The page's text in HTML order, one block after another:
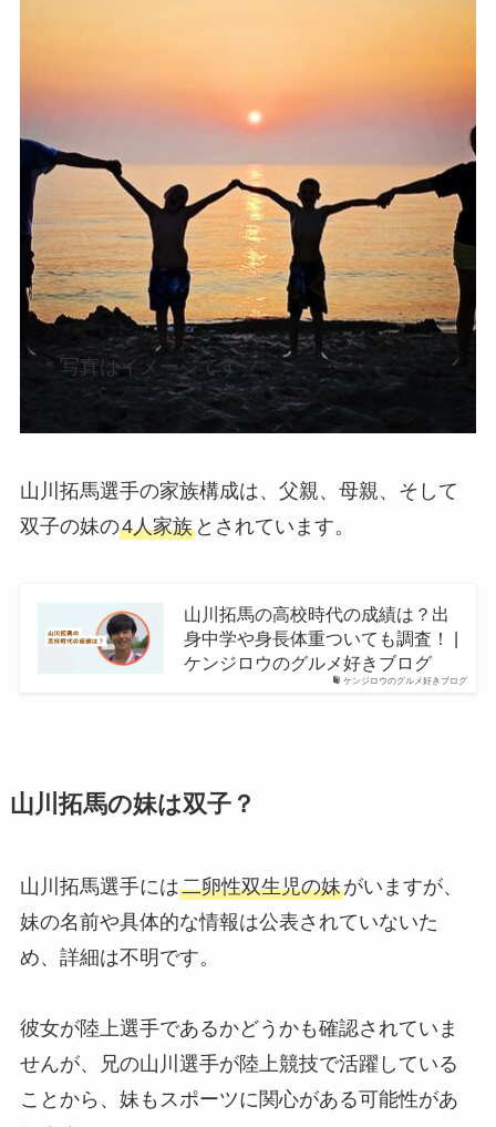
＊写真はイメージです
山川拓馬選手の家族構成は、父親、母親、そして
双子の妹の4人家族とされています。
ケンジロウのグルメ好きブログ
山川拓馬の高校時代の成績は？出
身中学や身長体重ついても調査！ |
ケンジロウのグルメ好きブログ
山川拓馬の妹は双子？
山川拓馬選手には二卵性双生児の妹がいますが、
妹の名前や具体的な情報は公表されていないた
め、詳細は不明です。
彼女が陸上選手であるかどうかも確認されていま
せんが、兄の山川選手が陸上競技で活躍している
ことから、妹もスポーツに関心がある可能性があ